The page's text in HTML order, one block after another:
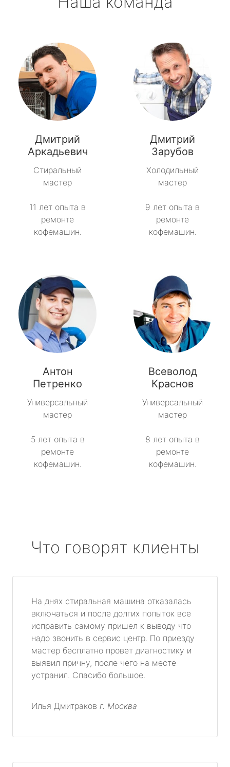
Дмитрий
Аркадьевич
Стиральный
мастер
11 лет опыта в
ремонте
кофемашин.
Дмитрий
Зарубов
Холодильный
мастер
9 лет опыта в
ремонте
кофемашин.
Антон
Петренко
Универсальный
мастер
5 лет опыта в
ремонте
кофемашин.
Всеволод
Краснов
Универсальный
мастер
8 лет опыта в
ремонте
кофемашин.
Что говорят клиенты
На днях стиральная машина отказалась
включаться и после долгих попыток все
исправить самому пришел к выводу что
надо звонить в сервис центр. По приезду
мастер бесплатно провет диагностику и
выявил причну, после чего на месте
устранил. Спасибо большое.
Илья Дмитраков г. Москва